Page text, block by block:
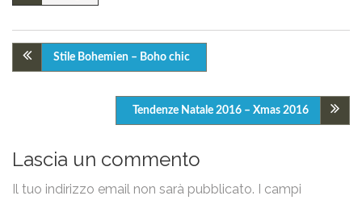
Stile Bohemien – Boho chic
Tendenze Natale 2016 – Xmas 2016
Lascia un commento
Il tuo indirizzo email non sarà pubblicato. I campi